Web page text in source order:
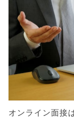
オンライン面接